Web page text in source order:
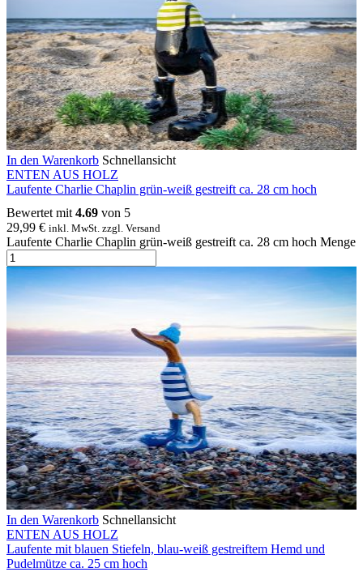
In den Warenkorb Schnellansicht
ENTEN AUS HOLZ
Laufente Charlie Chaplin grün-weiß gestreift ca. 28 cm hoch
Bewertet mit4.69 von 5
29,99 € inkl. MwSt. zzgl. Versand
Laufente Charlie Chaplin grün-weiß gestreift ca. 28 cm hoch Menge
In den Warenkorb Schnellansicht
ENTEN AUS HOLZ
Laufente mit blauen Stiefeln, blau-weiß gestreiftem Hemd und
Pudelmütze ca. 25 cm hoch